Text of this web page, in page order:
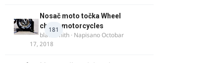
181
Nosač moto točka Wheel
chock motorcycles
blacksmith · NapisanoOctobar
17, 2018